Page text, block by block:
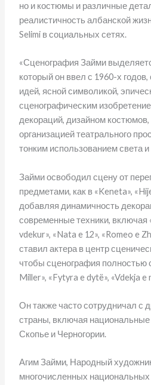
но и костюмы и различные
реалистичность албанской
Selimi в социальных сетях.
«Сценография Займи
который он ввел с 1960-х
идей, ясной символикой,
сценографическим
декораций, дизайном костюмов,
организацией театрального
тонким использованием света и
Займи освободил сцену от
предметами, как в «Keneta»,
добавляя динамичность
современные техники, включая
vdekur», «Nata e 12», «Romeo e
ставил актера в центр
чтобы сценография полностью
Miller», «Fytyra e dytë», «Vdekja e
Он также часто сотрудничал с
страны, включая
Скопье и Черногории.
Агим Займи, Народный
многочисленных